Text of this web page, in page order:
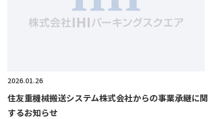
2026.01.26
住友重機械搬送システム株式会社からの事業承継に関
するお知らせ